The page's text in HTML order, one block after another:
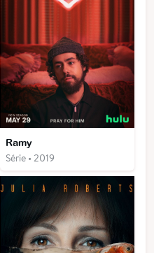
Ramy
Série • 2019